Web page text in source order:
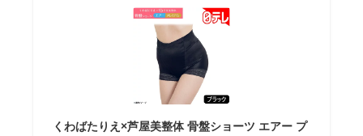
くわばたりえ×芦屋美整体 骨盤ショーツ エアー プ